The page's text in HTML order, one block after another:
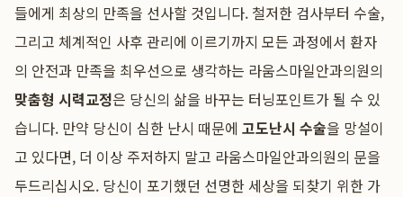
들에게 최상의 만족을 선사할 것입니다. 철저한 검사부터 수술,
그리고 체계적인 사후 관리에 이르기까지 모든 과정에서 환자
의 안전과 만족을 최우선으로 생각하는 라움스마일안과의원의
맞춤형 시력교정은 당신의 삶을 바꾸는 터닝포인트가 될 수 있
습니다. 만약 당신이 심한 난시 때문에 고도난시 수술을 망설이
고 있다면, 더 이상 주저하지 말고 라움스마일안과의원의 문을
두드리십시오. 당신이 포기했던 선명한 세상을 되찾기 위한 가